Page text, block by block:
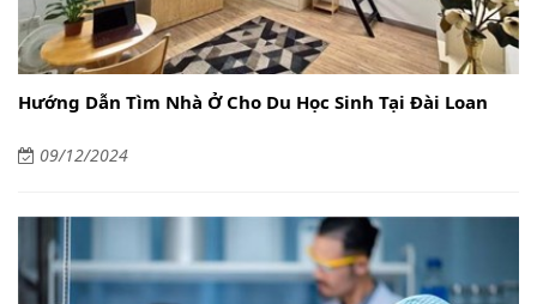
Hướng Dẫn Tìm Nhà Ở Cho Du Học Sinh Tại Đài Loan
09/12/2024